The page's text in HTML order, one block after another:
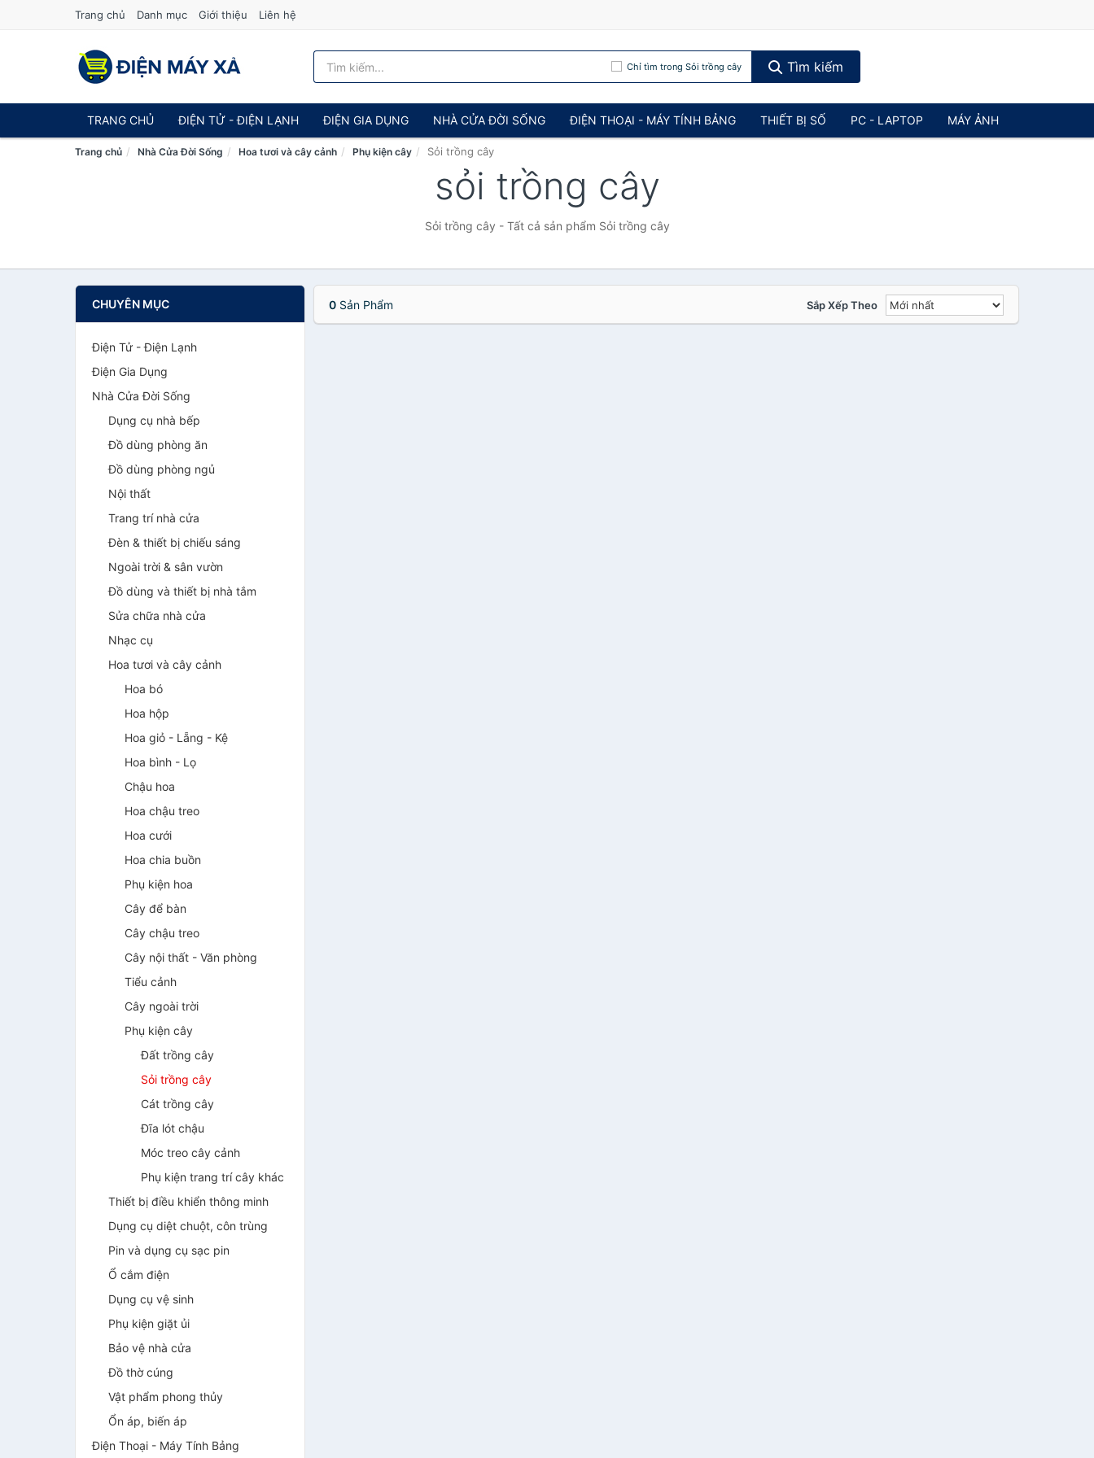
Trang chủ Danh mục Giới thiệu Liên hệ
Chỉ tìm trong Sỏi trồng cây Tìm kiếm
TRANG CHỦ ĐIỆN TỬ - ĐIỆN LẠNH ĐIỆN GIA DỤNG NHÀ CỬA ĐỜI SỐNG ĐIỆN THOẠI - MÁY TÍNH BẢNG THIẾT BỊ SỐ PC - LAPTOP MÁY ẢNH
Trang chủ Nhà Cửa Đời Sống Hoa tươi và cây cảnh Phụ kiện cây Sỏi trồng cây
sỏi trồng cây
Sỏi trồng cây - Tất cả sản phẩm Sỏi trồng cây
CHUYÊN MỤC
Điện Tử - Điện Lạnh
Điện Gia Dụng
Nhà Cửa Đời Sống
Dụng cụ nhà bếp
Đồ dùng phòng ăn
Đồ dùng phòng ngủ
Nội thất
Trang trí nhà cửa
Đèn & thiết bị chiếu sáng
Ngoài trời & sân vườn
Đồ dùng và thiết bị nhà tắm
Sửa chữa nhà cửa
Nhạc cụ
Hoa tươi và cây cảnh
Hoa bó
Hoa hộp
Hoa giỏ - Lẵng - Kệ
Hoa bình - Lọ
Chậu hoa
Hoa chậu treo
Hoa cưới
Hoa chia buồn
Phụ kiện hoa
Cây để bàn
Cây chậu treo
Cây nội thất - Văn phòng
Tiểu cảnh
Cây ngoài trời
Phụ kiện cây
Đất trồng cây
Sỏi trồng cây
Cát trồng cây
Đĩa lót chậu
Móc treo cây cảnh
Phụ kiện trang trí cây khác
Thiết bị điều khiển thông minh
Dụng cụ diệt chuột, côn trùng
Pin và dụng cụ sạc pin
Ổ cắm điện
Dụng cụ vệ sinh
Phụ kiện giặt ủi
Bảo vệ nhà cửa
Đồ thờ cúng
Vật phẩm phong thủy
Ổn áp, biến áp
Điện Thoại - Máy Tính Bảng
0Sản Phẩm Sắp Xếp Theo